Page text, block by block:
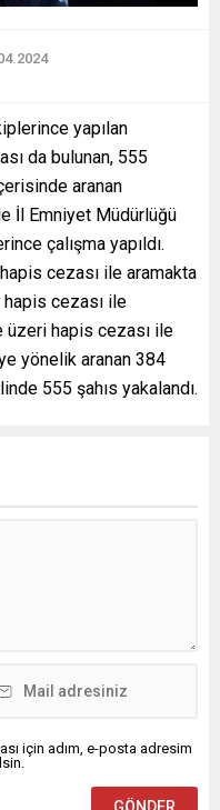
yapılan
da bulunan, 555
aranan
İl Emniyet Müdürlüğü
çalışma yapıldı.
hapis cezası ile aramakta
hapis cezası ile
üzeri hapis cezası ile
yönelik aranan 384
555 şahıs yakalandı.
için adım, e-posta adresim